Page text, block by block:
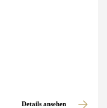
Details ansehen